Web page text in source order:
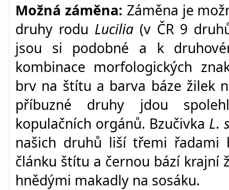
Možná záměna: Záměna je
druhy rodu Lucilia(v ČR 9
jsou si podobné a k
kombinace morfologických
brv na štítu a barva báze žilek
příbuzné druhy jdou
kopulačních orgánů. Bzučivka L.
našich druhů liší třemi řadami
článku štítu a černou bází krajní
hnědými makadly na sosáku.